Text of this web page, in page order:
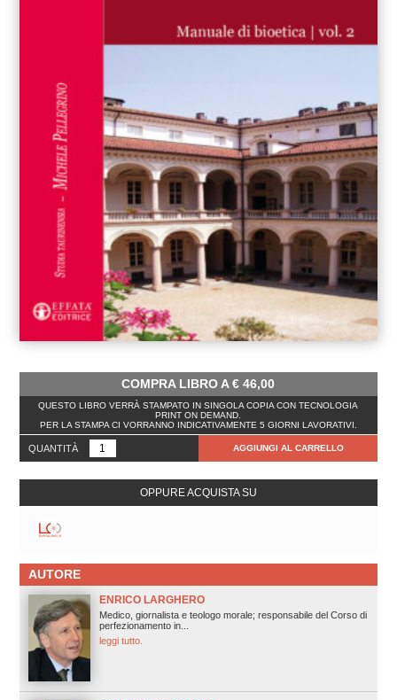
COMPRA LIBRO A€ 46,00
QUESTO LIBRO VERRÀ STAMPATO IN SINGOLA COPIA CON TECNOLOGIA
PRINT ON DEMAND.
PER LA STAMPA CI VORRANNO INDICATIVAMENTE 5 GIORNI LAVORATIVI.
QUANTITÀ AGGIUNGI AL CARRELLO
OPPURE ACQUISTA SU
AUTORE
ENRICO LARGHERO
Medico, giornalista e teologo morale; responsabile del Corso di
perfezionamento in...
leggi tutto.